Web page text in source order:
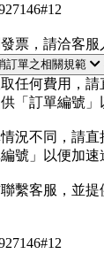
票，請洽客服
訂單之相關規範
任何費用，請
「訂單編號」
況不同，請直
號」以便加速
繫客服，並